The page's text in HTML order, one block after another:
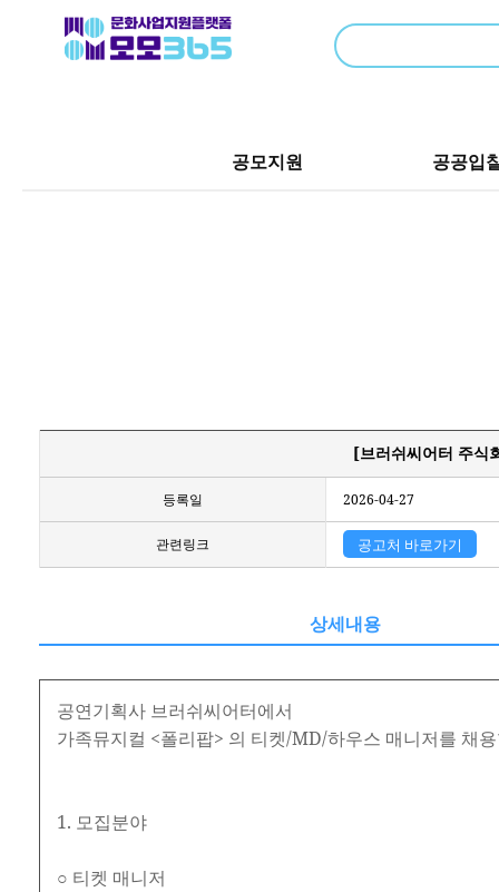
공모지원 공공입
[브러쉬씨어터 주식
등록일 2026-04-27
관련링크 공고처 바로가기
상세내용
공연기획사 브러쉬씨어터에서
가족뮤지컬 <폴리팝> 의 티켓/MD/하우스 매니저를 채
1. 모집분야
○ 티켓 매니저